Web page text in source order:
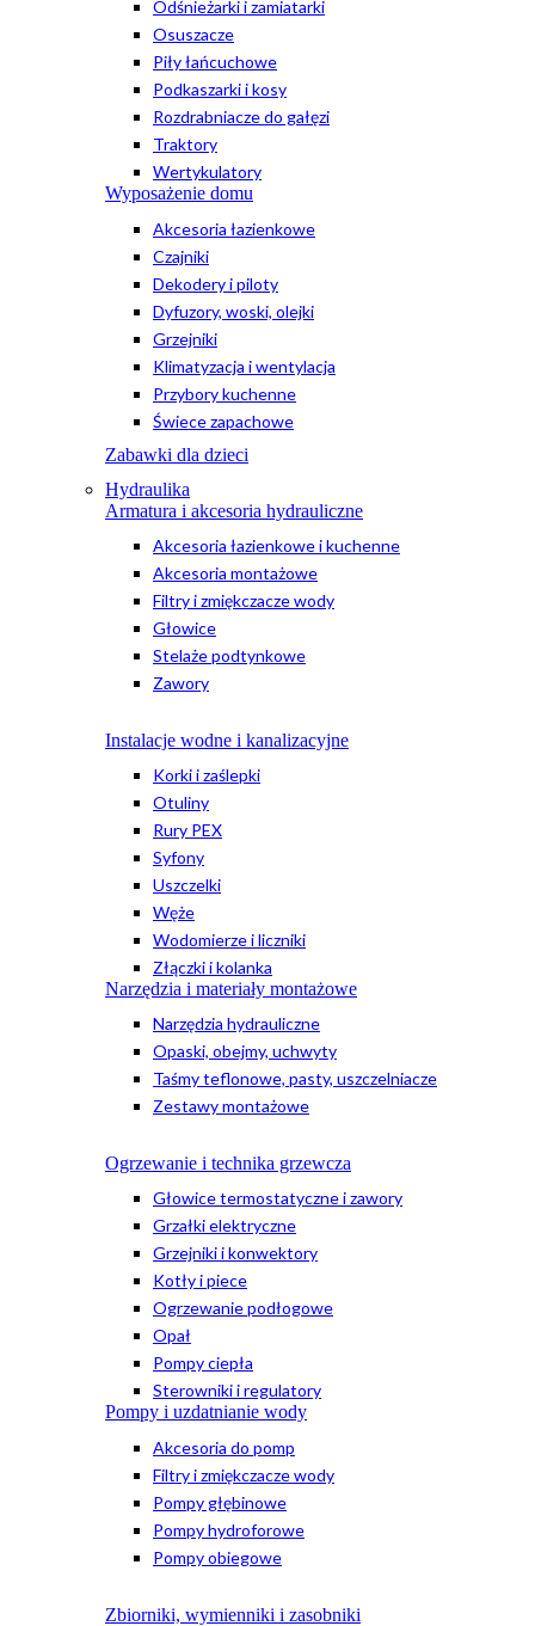
Odśnieżarki i zamiatarki
Osuszacze
Piły łańcuchowe
Podkaszarki i kosy
Rozdrabniacze do gałęzi
Traktory
Wertykulatory
Wyposażenie domu
Akcesoria łazienkowe
Czajniki
Dekodery i piloty
Dyfuzory, woski, olejki
Grzejniki
Klimatyzacja i wentylacja
Przybory kuchenne
Świece zapachowe
Zabawki dla dzieci
Hydraulika
Armatura i akcesoria hydrauliczne
Akcesoria łazienkowe i kuchenne
Akcesoria montażowe
Filtry i zmiękczacze wody
Głowice
Stelaże podtynkowe
Zawory
Instalacje wodne i kanalizacyjne
Korki i zaślepki
Otuliny
Rury PEX
Syfony
Uszczelki
Węże
Wodomierze i liczniki
Złączki i kolanka
Narzędzia i materiały montażowe
Narzędzia hydrauliczne
Opaski, obejmy, uchwyty
Taśmy teflonowe, pasty, uszczelniacze
Zestawy montażowe
Ogrzewanie i technika grzewcza
Głowice termostatyczne i zawory
Grzałki elektryczne
Grzejniki i konwektory
Kotły i piece
Ogrzewanie podłogowe
Opał
Pompy ciepła
Sterowniki i regulatory
Pompy i uzdatnianie wody
Akcesoria do pomp
Filtry i zmiękczacze wody
Pompy głębinowe
Pompy hydroforowe
Pompy obiegowe
Zbiorniki, wymienniki i zasobniki